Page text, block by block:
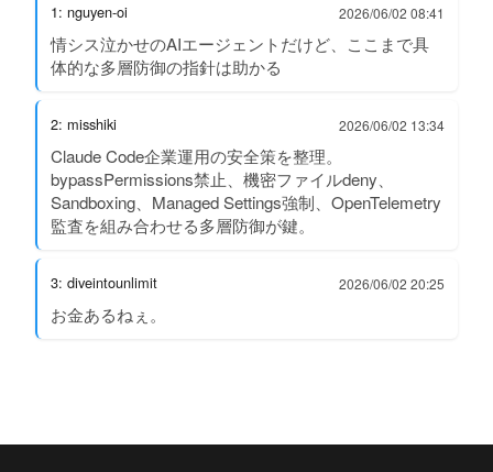
1: nguyen-oi 2026/06/02 08:41
情シス泣かせのAIエージェントだけど、ここまで具
体的な多層防御の指針は助かる
2: misshiki 2026/06/02 13:34
Claude Code企業運用の安全策を整理。
bypassPermissions禁止、機密ファイルdeny、
Sandboxing、Managed Settings強制、OpenTelemetry
監査を組み合わせる多層防御が鍵。
3: diveintounlimit 2026/06/02 20:25
お金あるねぇ。